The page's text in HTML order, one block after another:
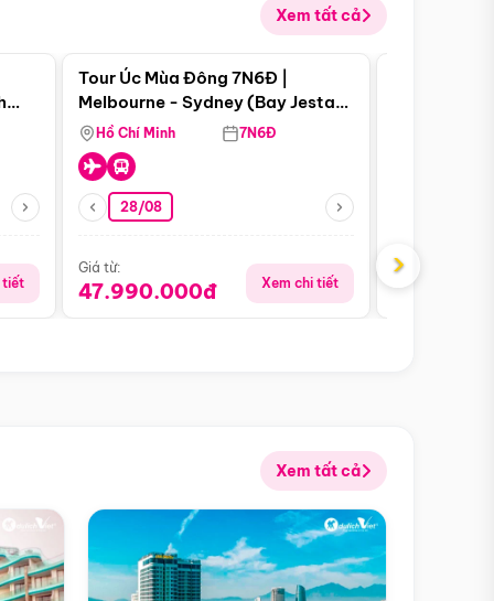
Xem tất cả
tiết
Điểm nổi bật
Tour Úc Mùa Đông 7N6Đ |
Melbourne - Sydney (Bay Jestar
Airways)
Hồ Chí Minh 7N6Đ
28/08
Giá từ:
47.990.000đ Xem chi tiết
Giá từ:
›
Xem tất cả